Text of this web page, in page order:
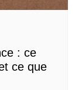
: ce
ce que